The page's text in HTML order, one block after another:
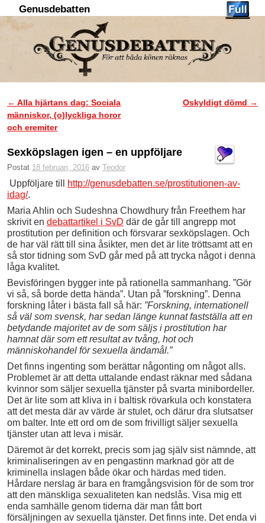
Genusdebatten
Inläggsnavigering
← Alla hjärtans dag: Sociala
människor, (o)lyckliga horor
och eremiter
Oskyldigt dömd →
Sexköpslagen igen – en uppföljare
Postat 18 februari, 2016 av Teodor
Uppföljare till
http://genusdebatten.se/prostitutionen-av-
idag/.
Maria Ahlin och Sudeshna Chowdhury från Freethem har
skrivit en debattartikel i SvD där de går till angrepp mot
prostitution per definition och försvarar sexköpslagen. Och
de har väl rätt till sina åsikter, men det är lite tröttsamt att en
så stor tidning som SvD går med på att trycka något i denna
låga kvalitet.
Bevisföringen bygger inte på rationella sammanhang. ”Gör
vi så, så borde detta hända”. Utan på ”forskning”. Denna
forskning låter i bästa fall så här: ”Forskning, internationell
så väl som svensk, har sedan länge kunnat fastställa att en
betydande majoritet av de som säljs i prostitution har
hamnat där som ett resultat av tvång, hot och
människohandel för sexuella ändamål.”
Det finns ingenting som berättar någonting om något alls.
Problemet är att detta uttalande endast räknar med sådana
kvinnor som säljer sexuella tjänster på svarta minibordeller.
Det är lite som att kliva in i baltisk rövarkula och konstatera
att det mesta där av värde är stulet, och därur dra slutsatser
om balter. Inte ett ord om de som frivilligt säljer sexuella
tjänster utan att leva i misär.
Däremot är det korrekt, precis som jag själv sist nämnde, att
kriminaliseringen av en pengastinn marknad gör att de
kriminella inslagen både ökar och härdas med tiden.
Hårdare nerslag är bara en framgångsvision för de som tror
att den mänskliga sexualiteten kan nedslås. Visa mig ett
enda samhälle genom tiderna där man fått bort
försäljningen av sexuella tjänster. Det finns inte. Det enda vi